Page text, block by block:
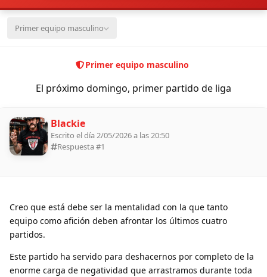
Primer equipo masculino
Primer equipo masculino
El próximo domingo, primer partido de liga
Blackie
Escrito el día 2/05/2026 a las 20:50
Respuesta #1
Creo que está debe ser la mentalidad con la que tanto
equipo como afición deben afrontar los últimos cuatro
partidos.
Este partido ha servido para deshacernos por completo de la
enorme carga de negatividad que arrastramos durante toda